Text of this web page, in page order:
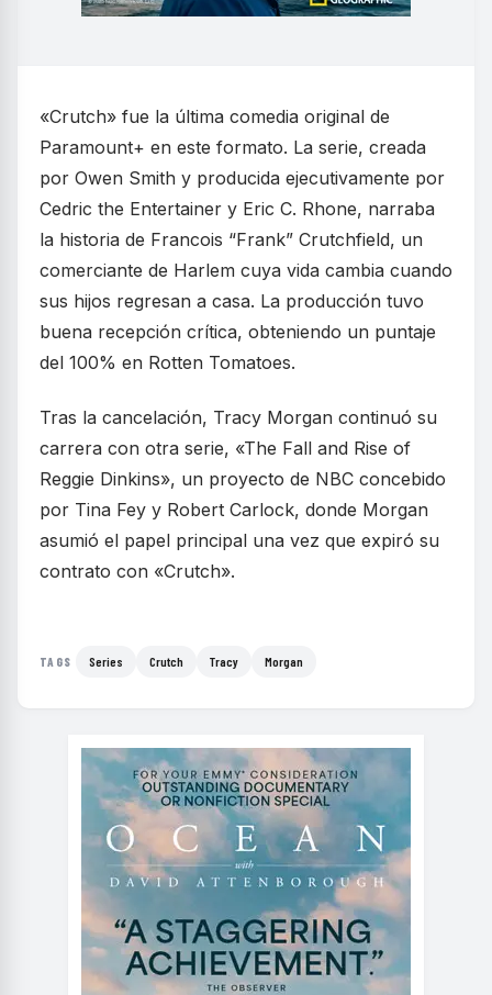
«Crutch» fue la última comedia original de
Paramount+ en este formato. La serie, creada
por Owen Smith y producida ejecutivamente por
Cedric the Entertainer y Eric C. Rhone, narraba
la historia de Francois “Frank” Crutchfield, un
comerciante de Harlem cuya vida cambia cuando
sus hijos regresan a casa. La producción tuvo
buena recepción crítica, obteniendo un puntaje
del 100% en Rotten Tomatoes.
Tras la cancelación, Tracy Morgan continuó su
carrera con otra serie, «The Fall and Rise of
Reggie Dinkins», un proyecto de NBC concebido
por Tina Fey y Robert Carlock, donde Morgan
asumió el papel principal una vez que expiró su
contrato con «Crutch».
TAGS Series Crutch Tracy Morgan